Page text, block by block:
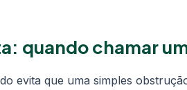
quando chamar
evita que uma simples